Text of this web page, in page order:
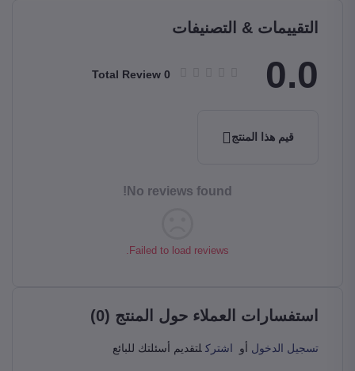
التقييمات & التصنيفات
0.0
Total Review 0
قيم هذا المنتج
No reviews found!
Failed to load reviews.
استفسارات العملاء حول المنتج (0)
تسجيل الدخول أو اشترك لتقديم أسئلتك للبائع